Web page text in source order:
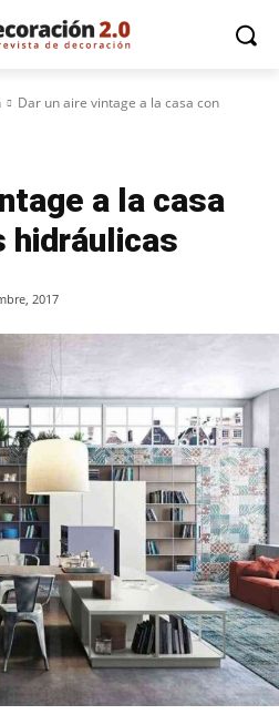
Dar un aire vintage a la casa con
a la casa
hidráulicas
2017